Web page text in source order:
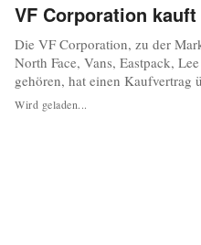
VF Corporation
Die VF Corporation, zu der
North Face, Vans, Eastpack,
gehören, hat einen Kaufvertrag
& Lifestyle-Schuhmarke Altra
& Fitness abgeschlossen. Dies
Wird geladen...